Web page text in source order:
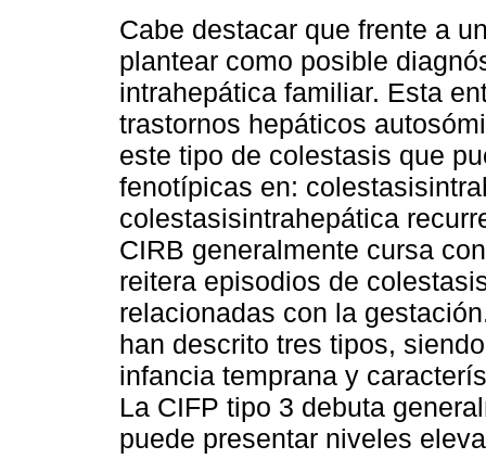
Cabe destacar que frente a
plantear como posible
intrahepática familiar. Esta
trastornos hepáticos
este tipo de colestasis que
fenotípicas en:
colestasisintrahepática
CIRB generalmente cursa
reitera episodios de
relacionadas con la
han descrito tres tipos,
infancia temprana y
La CIFP tipo 3 debuta
puede presentar niveles